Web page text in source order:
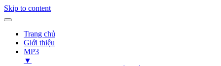
Skip to content
Trang chủ
Giới thiệu
MP3
▼